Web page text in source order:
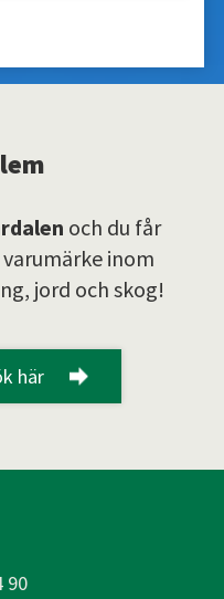
och du får
inom
jord och skog!
här
90